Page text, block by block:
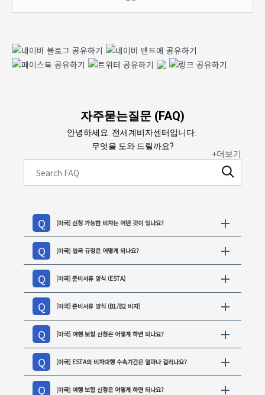
자주묻는질문 (FAQ)
안녕하세요. 전세계비자센터입니다.
무엇을 도와 드릴까요?
+더보기
[미국] 신청 가능한 비자는 어떤 것이 있나요?
[미국] 입국 규정은 어떻게 되나요?
[미국] 준비서류 양식 (ESTA)
[미국] 준비서류 양식 (B1/B2 비자)
[미국] 여행 보험 신청은 어떻게 하면 되나요?
[미국] ESTA의 비자대행 수속기간은 얼마나 걸리나요?
[미국] 여행 보험 신청은 어떻게 하면 되나요?